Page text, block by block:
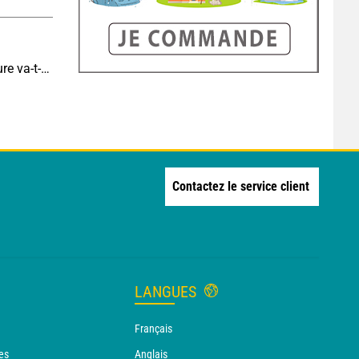
Eclipse J-6 : de combien de degrés la température va-t-elle chuter pendant l'éclipse du 12 août ?
Contactez le service client
LANGUES
Français
Anglais